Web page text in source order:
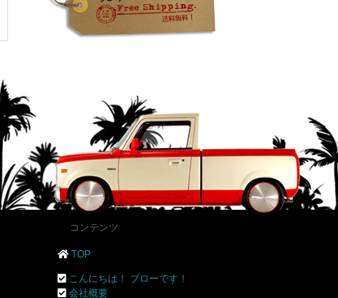
コンテンツ
TOP
こんにちは！ ブローです！
会社概要